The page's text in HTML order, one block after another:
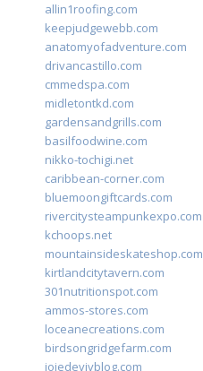
allin1roofing.com
keepjudgewebb.com
anatomyofadventure.com
drivancastillo.com
cmmedspa.com
midletontkd.com
gardensandgrills.com
basilfoodwine.com
nikko-tochigi.net
caribbean-corner.com
bluemoongiftcards.com
rivercitysteampunkexpo.com
kchoops.net
mountainsideskateshop.com
kirtlandcitytavern.com
301nutritionspot.com
ammos-stores.com
loceanecreations.com
birdsongridgefarm.com
joiedevivblog.com